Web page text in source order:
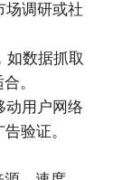
场调研或社
如数据抓取
。
动用户网络
验证。